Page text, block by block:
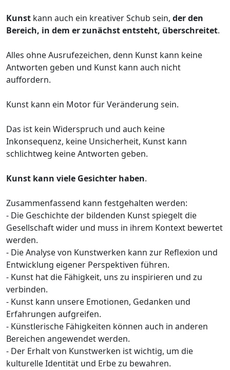
Kunst kann auch ein kreativer Schub sein, der den
Bereich, in dem er zunächst entsteht, überschreitet.
Alles ohne Ausrufezeichen, denn Kunst kann keine
Antworten geben und Kunst kann auch nicht
auffordern.
Kunst kann ein Motor für Veränderung sein.
Das ist kein Widerspruch und auch keine
Inkonsequenz, keine Unsicherheit, Kunst kann
schlichtweg keine Antworten geben.
Kunst kann viele Gesichter haben.
Zusammenfassend kann festgehalten werden:
- Die Geschichte der bildenden Kunst spiegelt die
Gesellschaft wider und muss in ihrem Kontext bewertet
werden.
- Die Analyse von Kunstwerken kann zur Reflexion und
Entwicklung eigener Perspektiven führen.
- Kunst hat die Fähigkeit, uns zu inspirieren und zu
verbinden.
- Kunst kann unsere Emotionen, Gedanken und
Erfahrungen aufgreifen.
- Künstlerische Fähigkeiten können auch in anderen
Bereichen angewendet werden.
- Der Erhalt von Kunstwerken ist wichtig, um die
kulturelle Identität und Erbe zu bewahren.